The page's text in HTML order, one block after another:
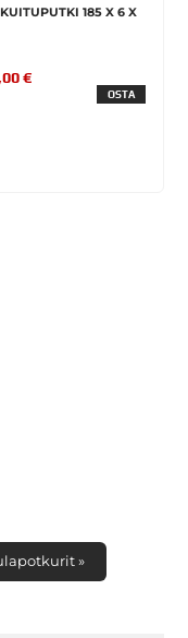
185 X 6 X
€
OSTA
»